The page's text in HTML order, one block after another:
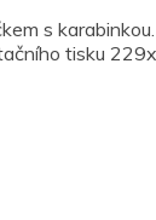
s
tisku